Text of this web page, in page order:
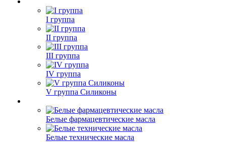
I группа
II группа
III группа
IV группа
V группа Силиконы
Белые фармацевтические масла
Белые технические масла